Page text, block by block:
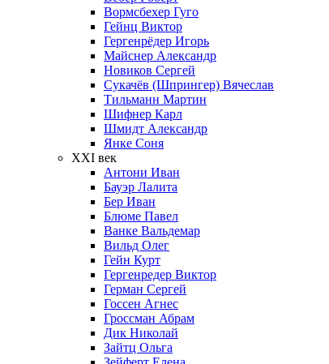
Вормсбехер Гуго
Гейнц Виктор
Гергенрёдер Игорь
Майснер Александр
Новиков Сергей
Сукачёв (Шпрингер) Вячеслав
Тильманн Мартин
Шифнер Карл
Шмидт Александр
Янке Соня
XXI век
Антони Иван
Бауэр Лалита
Бер Иван
Блюме Павел
Ванке Вальдемар
Вильд Олег
Гейн Курт
Гергенредер Виктор
Герман Сергей
Госсен Агнес
Гроссман Абрам
Дик Николай
Зайтц Ольга